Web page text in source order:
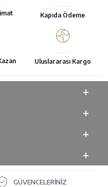
Kapıda Ödeme
Uluslararası Kargo
GÜVENCELERİNİZ